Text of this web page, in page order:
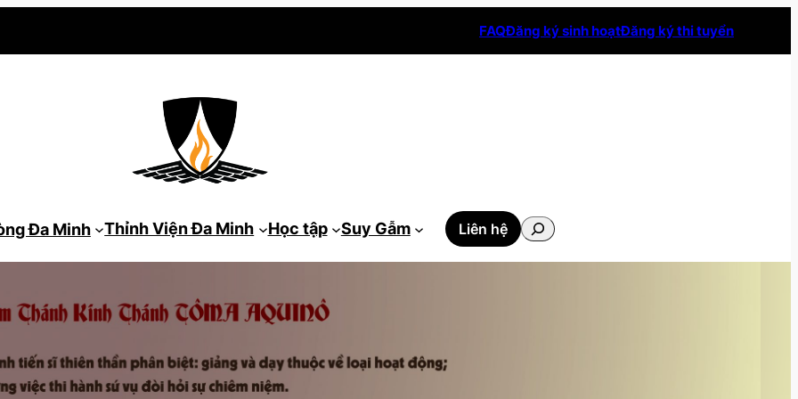
FAQĐăng ký sinh hoạtĐăng ký thi tuyển
Đa Minh Thỉnh Viện Đa Minh Học tập Suy Gẫm Liên hệ
Tìm
kiếm